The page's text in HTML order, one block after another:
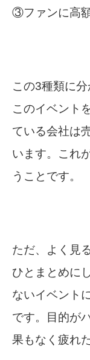
③ファンに高
この3種類に分
このイベント
ている会社は
います。これ
うことです。
ただ、よく見
ひとまとめに
ないイベント
です。目的が
果もなく疲れ